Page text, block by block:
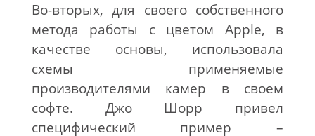
Во-вторых, для своего собственного
метода работы с цветом Apple, в
качестве основы, использовала
схемы применяемые
производителями камер в своем
софте. Джо Шорр привел
специфический пример –